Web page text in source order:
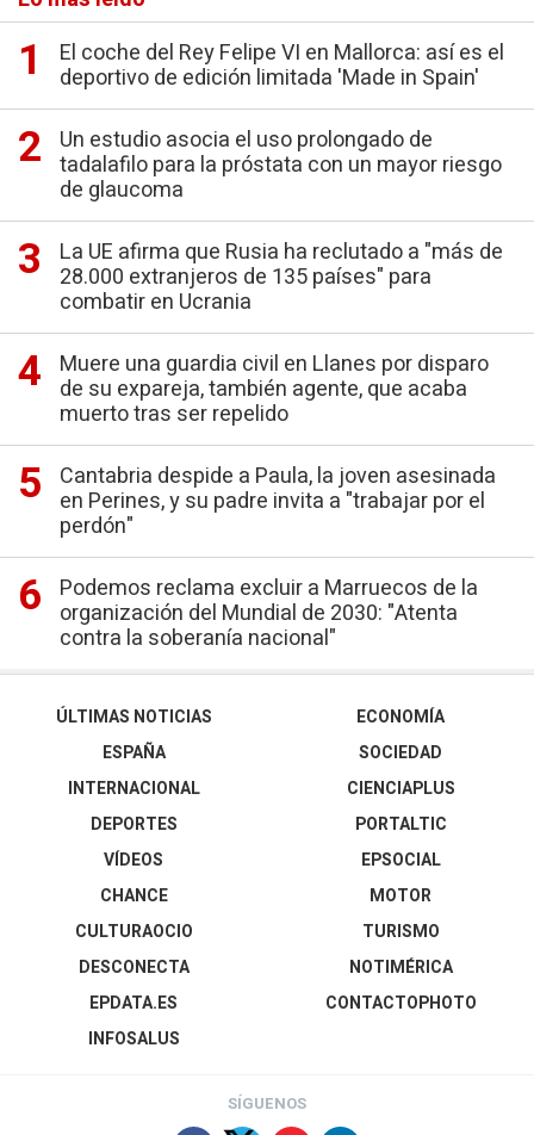
El coche del Rey Felipe VI en Mallorca: así es el
deportivo de edición limitada 'Made in Spain'
Un estudio asocia el uso prolongado de
tadalafilo para la próstata con un mayor riesgo
de glaucoma
La UE afirma que Rusia ha reclutado a "más de
28.000 extranjeros de 135 países" para
combatir en Ucrania
Muere una guardia civil en Llanes por disparo
de su expareja, también agente, que acaba
muerto tras ser repelido
Cantabria despide a Paula, la joven asesinada
en Perines, y su padre invita a "trabajar por el
perdón"
Podemos reclama excluir a Marruecos de la
organización del Mundial de 2030: "Atenta
contra la soberanía nacional"
ÚLTIMAS NOTICIAS
ESPAÑA
INTERNACIONAL
DEPORTES
VÍDEOS
ECONOMÍA
SOCIEDAD
CIENCIAPLUS
PORTALTIC
EPSOCIAL
CHANCE
CULTURAOCIO
DESCONECTA
EPDATA.ES
INFOSALUS
MOTOR
TURISMO
NOTIMÉRICA
CONTACTOPHOTO
SÍGUENOS